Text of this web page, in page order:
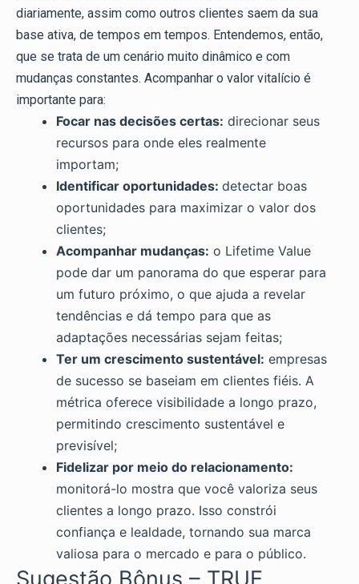
diariamente, assim como outros clientes saem da sua
base ativa, de tempos em tempos. Entendemos, então,
que se trata de um cenário muito dinâmico e com
mudanças constantes. Acompanhar o valor vitalício é
importante para:
Focar nas decisões certas: direcionar seus
recursos para onde eles realmente
importam;
Identificar oportunidades: detectar boas
oportunidades para maximizar o valor dos
clientes;
Acompanhar mudanças: o Lifetime Value
pode dar um panorama do que esperar para
um futuro próximo, o que ajuda a revelar
tendências e dá tempo para que as
adaptações necessárias sejam feitas;
Ter um crescimento sustentável: empresas
de sucesso se baseiam em clientes fiéis. A
métrica oferece visibilidade a longo prazo,
permitindo crescimento sustentável e
previsível;
Fidelizar por meio do relacionamento:
monitorá-lo mostra que você valoriza seus
clientes a longo prazo. Isso constrói
confiança e lealdade, tornando sua marca
valiosa para o mercado e para o público.
Sugestão Bônus – TRUE